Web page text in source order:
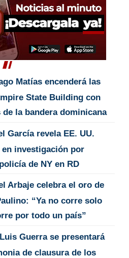
Matías encenderá las
State Building con
de la bandera dominicana
García revela EE. UU.
investigación por
de NY en RD
Arbaje celebra el oro de
“Ya no corre solo
por todo un país”
Guerra se presentará
de clausura de los